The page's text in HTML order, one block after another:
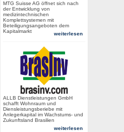
MTG Suisse AG öffnet sich nach
der Entwicklung von
medizintechnischen
Komplettsystemen mit
Beteiligungsangeboten dem
Kapitalmarkt
weiterlesen
ALLB Dienstleistungen GmbH
schafft Wohnraum und
Diensleistungsberiebe mit
Anlegerkapital im Wachstums- und
Zukunftsland Brasilien
weiterlesen